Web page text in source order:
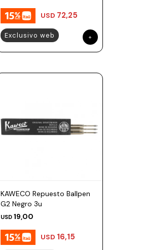
USD 72,25
Exclusivo web
KAWECO Repuesto Ballpen
G2 Negro 3u
USD 19,00
USD 16,15